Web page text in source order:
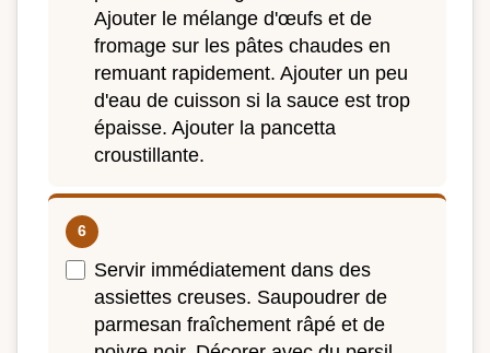
Ajouter le mélange d'œufs et de
fromage sur les pâtes chaudes en
remuant rapidement. Ajouter un peu
d'eau de cuisson si la sauce est trop
épaisse. Ajouter la pancetta
croustillante.
Servir immédiatement dans des
assiettes creuses. Saupoudrer de
parmesan fraîchement râpé et de